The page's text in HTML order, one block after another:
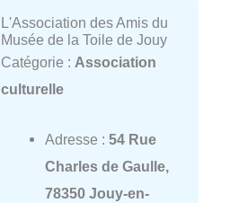
L'Association des Amis du
Musée de la Toile de Jouy
Catégorie : Association
culturelle
Adresse : 54 Rue
Charles de Gaulle,
78350 Jouy-en-